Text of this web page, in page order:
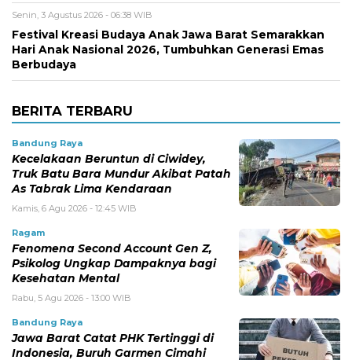
Senin, 3 Agustus 2026 - 06:38 WIB
Festival Kreasi Budaya Anak Jawa Barat Semarakkan
Hari Anak Nasional 2026, Tumbuhkan Generasi Emas
Berbudaya
BERITA TERBARU
Bandung Raya
Kecelakaan Beruntun di Ciwidey,
Truk Batu Bara Mundur Akibat Patah
As Tabrak Lima Kendaraan
Kamis, 6 Agu 2026 - 12:45 WIB
Ragam
Fenomena Second Account Gen Z,
Psikolog Ungkap Dampaknya bagi
Kesehatan Mental
Rabu, 5 Agu 2026 - 13:00 WIB
Bandung Raya
Jawa Barat Catat PHK Tertinggi di
Indonesia, Buruh Garmen Cimahi